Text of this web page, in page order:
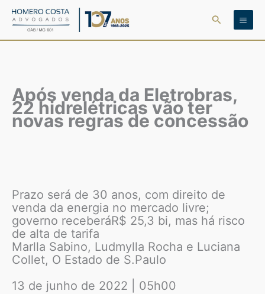
para
Pesquisar
Após venda da Eletrobras,
22 hidrelétricas vão ter
novas regras de concessão
Prazo será de 30 anos, com direito de
venda da energia no mercado livre;
governo receberáR$ 25,3 bi, mas há risco
de alta de tarifa
Marlla Sabino, Ludmylla Rocha e Luciana
Collet, O Estado de S.Paulo
13 de junho de 2022 | 05h00